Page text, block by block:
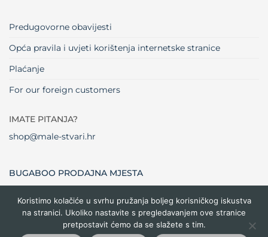
Predugovorne obavijesti
Opća pravila i uvjeti korištenja internetske stranice
Plaćanje
For our foreign customers
IMATE PITANJA?
shop@male-stvari.hr
BUGABOO PRODAJNA MJESTA
Visa MasterCardMaestro Dinners
Club
Credit
Card
Cash
Koristimo kolačiće u svrhu pružanja boljeg korisničkog iskustva
na stranici. Ukoliko nastavite s pregledavanjem ove stranice
pretpostavit ćemo da se slažete s tim.